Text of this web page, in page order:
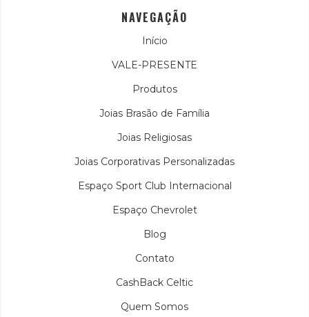
NAVEGAÇÃO
Início
VALE-PRESENTE
Produtos
Joias Brasão de Família
Joias Religiosas
Joias Corporativas Personalizadas
Espaço Sport Club Internacional
Espaço Chevrolet
Blog
Contato
CashBack Celtic
Quem Somos